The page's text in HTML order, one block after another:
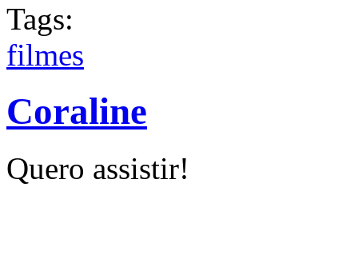
Tags:
filmes
Coraline
Quero assistir!